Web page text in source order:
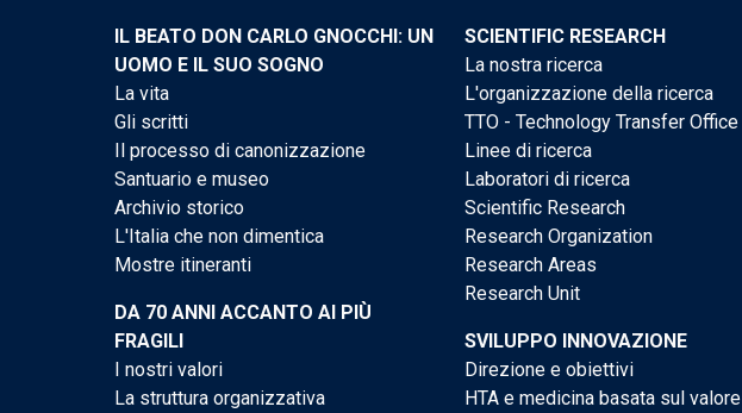
IL BEATO DON CARLO GNOCCHI: UN
UOMO E IL SUO SOGNO
La vita
Gli scritti
Il processo di canonizzazione
Santuario e museo
Archivio storico
L'Italia che non dimentica
Mostre itineranti
DA 70 ANNI ACCANTO AI PIÙ
FRAGILI
I nostri valori
La struttura organizzativa
SCIENTIFIC RESEARCH
La nostra ricerca
L'organizzazione della ricerca
TTO - Technology Transfer Office
Linee di ricerca
Laboratori di ricerca
Scientific Research
Research Organization
Research Areas
Research Unit
SVILUPPO INNOVAZIONE
Direzione e obiettivi
HTA e medicina basata sul valore